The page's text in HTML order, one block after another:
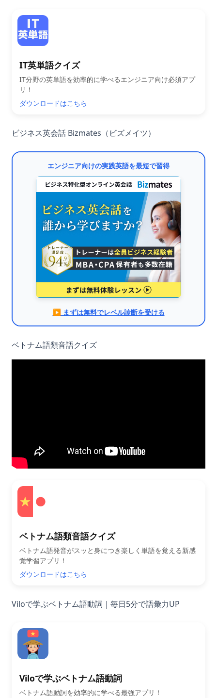
IT英単語クイズ
IT分野の英単語を効率的に学べるエンジニア向け必須アプ
リ！
ダウンロードはこちら
ビジネス英会話 Bizmates（ビズメイツ）
エンジニア向けの実践英語を最短で習得
▶︎ まずは無料でレベル診断を受ける
ベトナム語類音語クイズ
ベトナム語類音語クイズ
ベトナム語発音がスッと身につき楽しく単語を覚える新感
覚学習アプリ！
ダウンロードはこちら
Viloで学ぶベトナム語動詞｜毎日5分で語彙力UP
Viloで学ぶベトナム語動詞
ベトナム語動詞を効率的に学べる最強アプリ！